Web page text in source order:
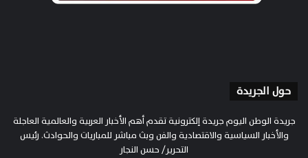
حول الجريدة
جريدة الوطن اليوم جريدة إلكترونية تقدم أهم الأخبار العربية والعالمية العاجلة
والأخبار السياسية والاقتصادية والفن وبث مباشر للمباريات والحوادث. رئيس
التحرير/ حسن النجار